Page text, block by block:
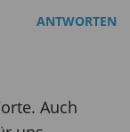
ANTWORTEN
Auch